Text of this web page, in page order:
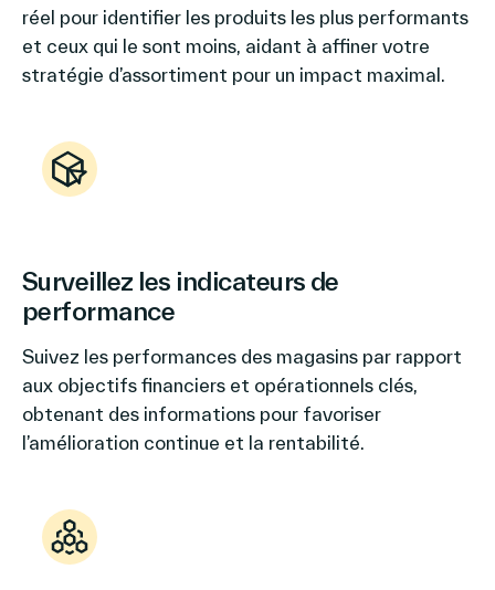
réel pour identifier les produits les plus performants
et ceux qui le sont moins, aidant à affiner votre
stratégie d’assortiment pour un impact maximal.
Surveillez les indicateurs de
performance
Suivez les performances des magasins par rapport
aux objectifs financiers et opérationnels clés,
obtenant des informations pour favoriser
l’amélioration continue et la rentabilité.